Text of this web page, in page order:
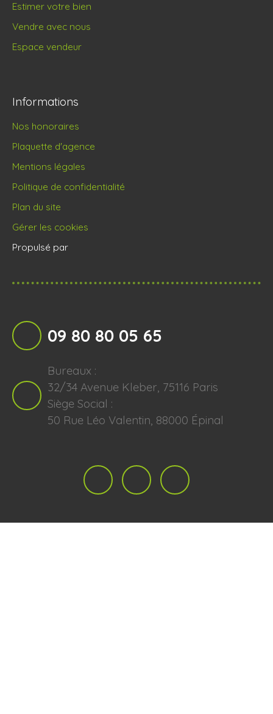
Estimer votre bien
Vendre avec nous
Espace vendeur
Informations
Nos honoraires
Plaquette d'agence
Mentions légales
Politique de confidentialité
Plan du site
Gérer les cookies
Propulsé par
09 80 80 05 65
Bureaux :
32/34 Avenue Kleber, 75116 Paris
Siège Social :
50 Rue Léo Valentin, 88000 Épinal